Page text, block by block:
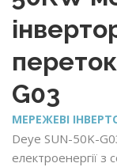
G03
МЕРЕЖЕВІ
Deye SUN-50K-
електроенергії з